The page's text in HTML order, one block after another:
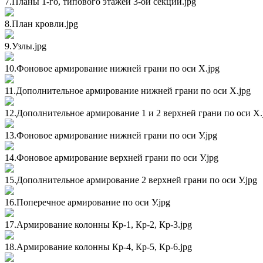
8.План кровли.jpg
9.Узлы.jpg
10.Фоновое армирование нижней грани по оси Х.jpg
11.Дополнительное армирование нижней грани по оси Х.jpg
12.Дополнительное армирование 1 и 2 верхней грани по оси
13.Фоновое армирование нижней грани по оси У.jpg
14.Фоновое армирование верхней грани по оси У.jpg
15.Дополнительное армирование 2 верхней грани по оси У.jpg
16.Поперечное армирование по оси У.jpg
17.Армирование колонны Кр-1, Кр-2, Кр-3.jpg
18.Армирование колонны Кр-4, Кр-5, Кр-6.jpg